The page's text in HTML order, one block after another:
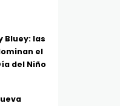
Bluey: las
el
del Niño